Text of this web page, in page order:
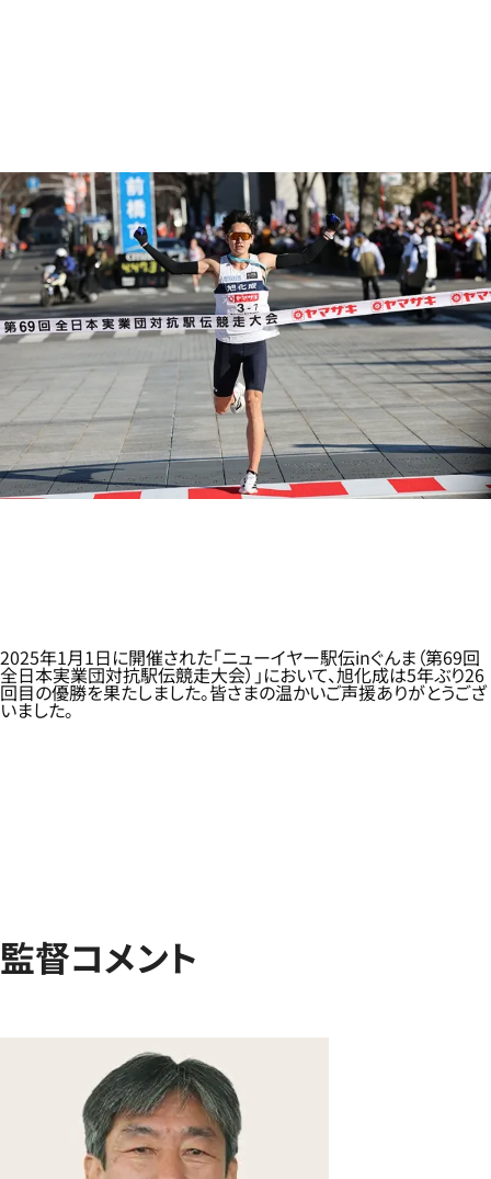
2025年1月1日に開催された「ニューイヤー駅伝inぐんま（第69回
全日本実業団対抗駅伝競走大会）」において、旭化成は5年ぶり26
回目の優勝を果たしました。皆さまの温かいご声援ありがとうござ
いました。
監督コメント